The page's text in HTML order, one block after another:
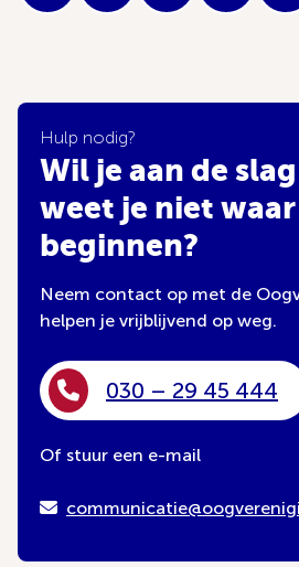
Hulp nodig?
Wil je aan de
weet je niet
beginnen?
Neem contact op met de
helpen je vrijblijvend op weg.
030 – 29 45 444
Of stuur een e-mail